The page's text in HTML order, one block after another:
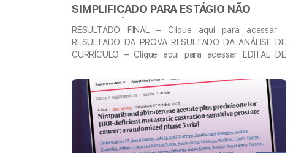
SIMPLIFICADO PARA ESTÁGIO NÃO
OBRIGATÓRIO – REMUNERADO
RESULTADO FINAL – Clique aqui para acessar
RESULTADO DA PROVA RESULTADO DA ANÁLISE DE
CURRÍCULO – Clique aqui para acessar EDITAL DE
PREENCHIMENTO DE VAGAS EM ESTÁGIO NÃO
OBRIGATÓRIO REMUNERADO – CLIQUE AQUI PARA
ACESSAR SOBRE A VAGA O Processo Seletivo
Simplificado para Estágio será realizado pelo próprio
Instituto do …Continued
Veja mais